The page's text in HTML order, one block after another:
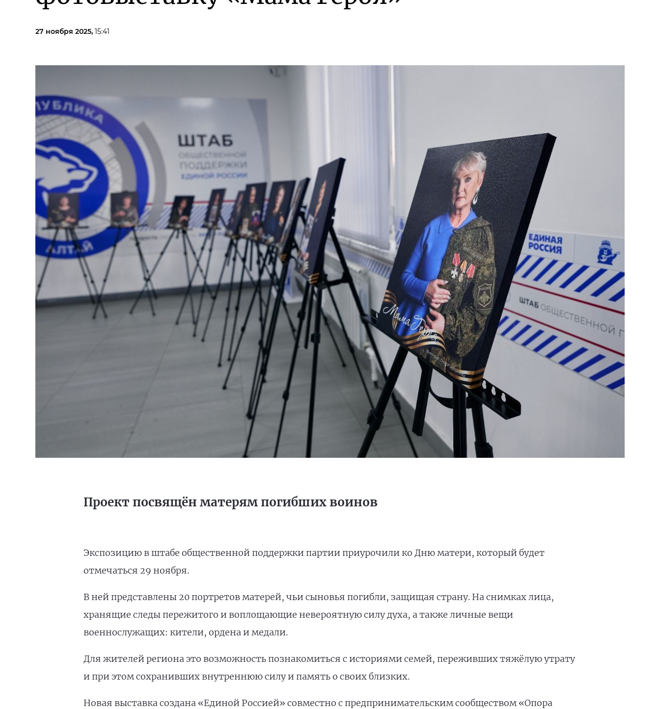
27 ноября 2025, 15:41
Проект посвящён матерям погибших воинов
Экспозицию в штабе общественной поддержки партии приурочили ко Дню матери, который будет
отмечаться 29 ноября.
В ней представлены 20 портретов матерей, чьи сыновья погибли, защищая страну. На снимках лица,
хранящие следы пережитого и воплощающие невероятную силу духа, а также личные вещи
военнослужащих: кители, ордена и медали.
Для жителей региона это возможность познакомиться с историями семей, переживших тяжёлую утрату
и при этом сохранивших внутреннюю силу и память о своих близких.
Новая выставка создана «Единой Россией» совместно с предпринимательским сообществом «Опора